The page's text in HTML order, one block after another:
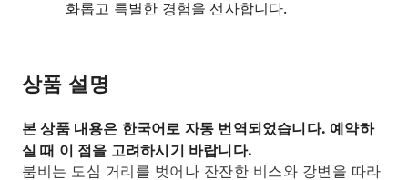
화롭고 특별한 경험을 선사합니다.
상품 설명
본 상품 내용은 한국어로 자동 번역되었습니다. 예약하
실 때 이 점을 고려하시기 바랍니다.
붐비는 도심 거리를 벗어나 잔잔한 비스와 강변을 따라